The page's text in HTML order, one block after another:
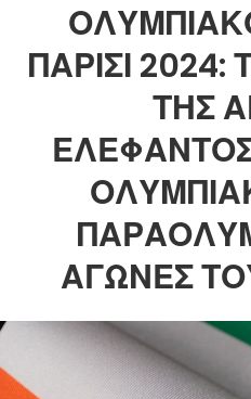
ΠΑΡΊΣΙ
ΤΗΣ
ΑΓΏΝΕΣ